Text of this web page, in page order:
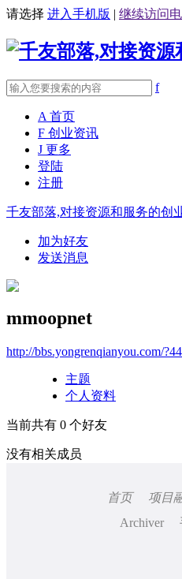
请选择 进入手机版 | 继续访问
f
A 首页
F 创业资讯
J 更多
登陆
注册
千友部落,对接资源和服务的创
加为好友
发送消息
mmoopnet
http://bbs.yongrenqianyou.com/
主题
个人资料
当前共有 0 个好友
没有相关成员
首页 项目
Archiver